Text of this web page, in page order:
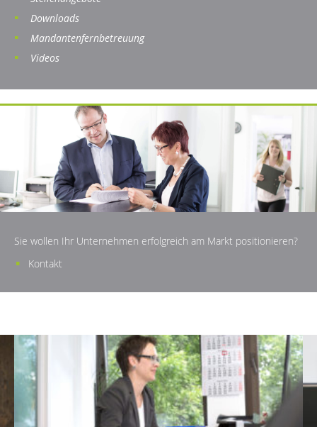
Downloads
Mandantenfernbetreuung
Videos
Sie wollen Ihr Unternehmen erfolgreich am Markt positionieren?
Kontakt